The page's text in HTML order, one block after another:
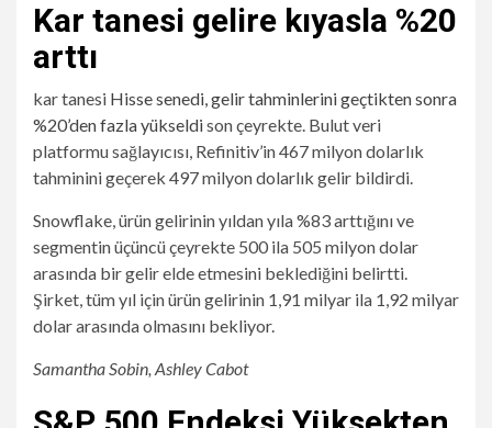
Kar tanesi gelire kıyasla %20
arttı
kar tanesi Hisse senedi, gelir tahminlerini geçtikten sonra
%20’den fazla yükseldison çeyrekte. Bulut veri
platformu sağlayıcısı, Refinitiv’in 467 milyon dolarlık
tahminini geçerek 497 milyon dolarlık gelir bildirdi.
Snowflake, ürün gelirinin yıldan yıla %83 arttığını ve
segmentin üçüncü çeyrekte 500 ila 505 milyon dolar
arasında bir gelir elde etmesini beklediğini belirtti.
Şirket, tüm yıl için ürün gelirinin 1,91 milyar ila 1,92 milyar
dolar arasında olmasını bekliyor.
Samantha Sobin, Ashley Cabot